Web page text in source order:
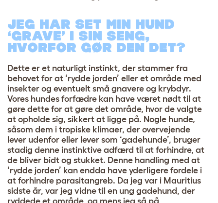
JEG HAR SET MIN HUND
‘GRAVE’ I SIN SENG,
HVORFOR GØR DEN DET?
Dette er et naturligt instinkt, der stammer fra
behovet for at ‘rydde jorden’ eller et område med
insekter og eventuelt små gnavere og krybdyr.
Vores hundes forfædre kan have været nødt til at
gøre dette for at gøre det område, hvor de valgte
at opholde sig, sikkert at ligge på. Nogle hunde,
såsom dem i tropiske klimaer, der overvejende
lever udenfor eller lever som ‘gadehunde’, bruger
stadig denne instinktive adfærd til at forhindre, at
de bliver bidt og stukket. Denne handling med at
‘rydde jorden’ kan endda have yderligere fordele i
at forhindre parasitangreb. Da jeg var i Mauritius
sidste år, var jeg vidne til en ung gadehund, der